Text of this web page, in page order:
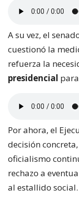
A su vez, el
cuestionó la
refuerza la
presidencial
Por ahora, el
decisión
oficialismo
rechazo a
al estallido social.